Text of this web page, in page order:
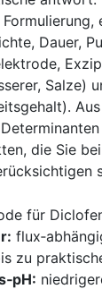
Dauer,
Salze)
die Sie
‍für
zu